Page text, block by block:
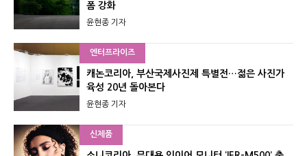
폼 강화
윤현종 기자
엔터프라이즈
캐논코리아, 부산국제사진제 특별전…젊은 사진가
육성 20년 돌아본다
윤현종 기자
신제품